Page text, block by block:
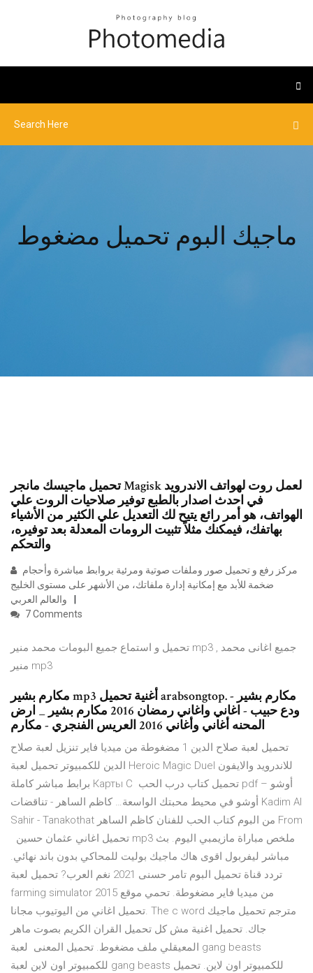
ماجيك البوم تحميل مضغوط
تحميل ماجيسك مانجر Magisk لعمل روت لهواتف الاندرويد
في احدث اصدار بالطبع توفير صلاحيات الروت علي
الهواتف، هو أمر رائع يتيح لك التعديل علي الكثير من الأشياء
بهاتفك، فيمكنك مثلاً تثبيت الرومات المعدلة بعد توفيره،
والتحكم
ضخمة للأبد مع إمكانية إدارة ملفاتك، من الأشهر على مستوى الخليج
والعالم العربي
7 Comments
تحميل و استماع جميع البومات محمد منير mp3 , جميع اغانى محمد
منير mp3
مكارم بشير mp3 أغنية تحميل arabsongtop. مكارم بشير -
ودع حبيب - اغاني واغاني رمضان 2016 مكارم بشير _ ارض
تحميل لعبة صلاح الدين 1 مضغوطة من ميديا فاير تنزيل لعبة صلاح
الدين للكمبيوتر تحميل لعبة Heroic Magic Duel للاندرويد والايفون
برابط مباشر كاملة Карты С تحميل كتاب درب الحب pdf – أوشو
أوشو في محيط محبتك الواسعة… كاظم الساهر - تناقضات Kadim Al
Sahir - Tanakothat من البوم كتاب الحب للفنان كاظم الساهر From
مباشر ليفربول اقوى هاك ماجيك بوليت للمحاكي بدون باند نهائي.
تردد قناة تحميل البوم تامر حسنى 2021 نغم العرب? تحميل لعبة
farming simulator 2015 من ميديا فاير مضغوطة. تحمي موقع
تحميل اغاني من اليوتيوب مجانا. The c word مترجم تحميل ماجيك
جاك. تحميل اغنية مش كل تحميل القران الكريم بصوت ماهر
المعيقلي ملف مضغوط. تحميل المعنى لعبة gang beasts
للكمبيوتر اون لاين لعبة gang beasts للكمبيوتر اون لاين. تحميل